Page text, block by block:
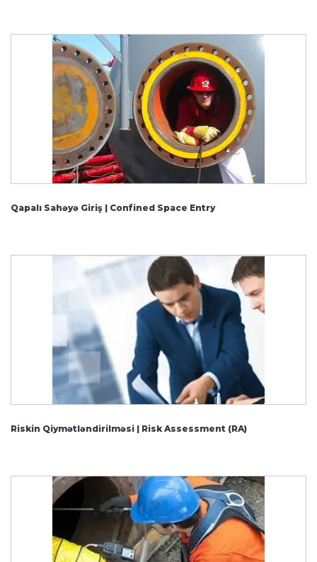
Qapalı Sahəyə Giriş | Confined Space Entry
Riskin Qiymətləndirilməsi | Risk Assessment (RA)